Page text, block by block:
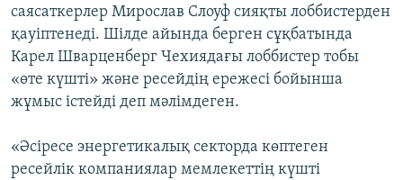
саясаткерлер Мирослав Слоуф сияқты лоббистерден
қауіптенеді. Шілде айында берген сұқбатында
Карел Шварценберг Чехиядағы лоббистер тобы
«өте күшті» және ресейдің ережесі бойынша
жұмыс істейді деп мәлімдеген.
«Әсіресе энергетикалық секторда көптеген
ресейлік компаниялар мемлекеттің күшті